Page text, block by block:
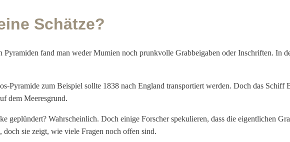
Schätze?
fand man weder Mumien noch prunkvolle Grabbeigaben oder Inschriften. In
Pyramide zum Beispiel sollte 1838 nach England transportiert werden. Doch das Schiff
dem Meeresgrund.
geplündert? Wahrscheinlich. Doch einige Forscher spekulieren, dass die eigentlichen
sie zeigt, wie viele Fragen noch offen sind.